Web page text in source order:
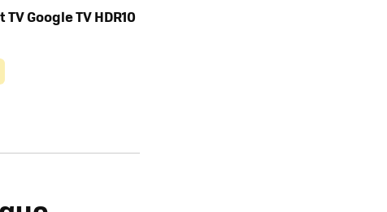
Google TV HDR10